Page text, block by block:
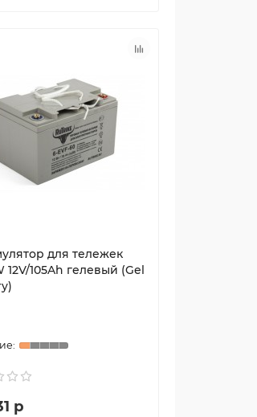
для тележек
12V/105Ah гелевый (Gel
р